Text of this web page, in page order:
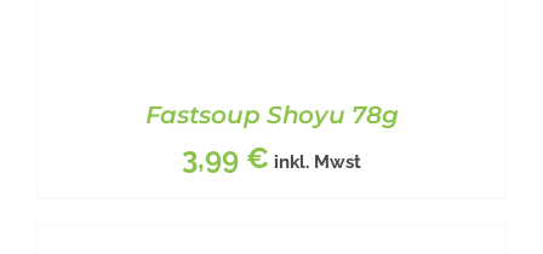
Fastsoup Shoyu 78g
3,99 € inkl. Mwst